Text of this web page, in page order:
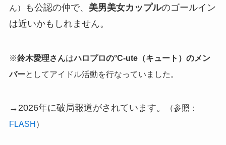
ん）
も公認の仲で、 美男美女カップルのゴールイン
は近いかもしれません。
※鈴木愛理さんはハロプロの°C-ute（キュート）のメン
バーとしてアイドル活動を行なっていました。
→2026年に破局報道がされています。
（参照：
FLASH ）